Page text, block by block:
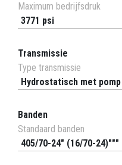
Maximum bedrijfsdruk
3771 psi
Transmissie
Type transmissie
Hydrostatisch met
Banden
Standaard banden
405/70-24" (16/70-24)"""